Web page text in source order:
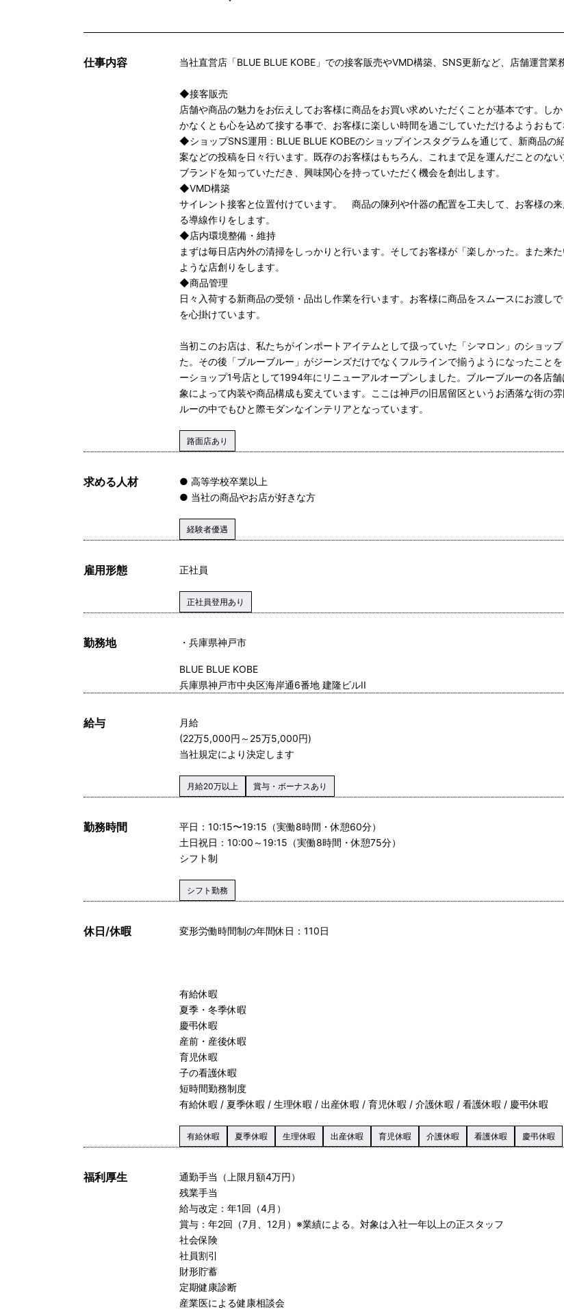
仕事内容 当社直営店「BLUE BLUE KOBE」での接客販売やVMD構築、SNS更新など、店舗運営業
◆接客販売
店舗や商品の魅力をお伝えしてお客様に商品をお買い求めいただくことが基本です。し
かなくとも心を込めて接する事で、お客様に楽しい時間を過ごしていただけるようおもて
◆ショップSNS運用：BLUE BLUE KOBEのショップインスタグラムを通じて、新商品の
案などの投稿を日々行います。既存のお客様はもちろん、これまで足を運んだことのな
ブランドを知っていただき、興味関心を持っていただく機会を創出します。
◆VMD構築
サイレント接客と位置付けています。 商品の陳列や什器の配置を工夫して、お客様の
る導線作りをします。
◆店内環境整備・維持
まずは毎日店内外の清掃をしっかりと行います。そしてお客様が「楽しかった。また来
ような店創りをします。
◆商品管理
日々入荷する新商品の受領・品出し作業を行います。お客様に商品をスムースにお渡し
を心掛けています。
当初このお店は、私たちがインポートアイテムとして扱っていた「シマロン」のショッ
た。その後「ブルーブルー」がジーンズだけでなくフルラインで揃うようになったこと
ーショップ1号店として1994年にリニューアルオープンしました。ブルーブルーの各店
象によって内装や商品構成も変えています。ここは神戸の旧居留区というお洒落な街の
ルーの中でもひと際モダンなインテリアとなっています。
路面店あり
求める人材
● 高等学校卒業以上
● 当社の商品やお店が好きな方
経験者優遇
雇用形態 正社員
正社員登用あり
勤務地 兵庫県神戸市
BLUE BLUE KOBE
兵庫県神戸市中央区海岸通6番地 建隆ビルII
給与
月給
(22万5,000円～25万5,000円)
当社規定により決定します
月給20万以上 賞与・ボーナスあり
勤務時間
平日：10:15〜19:15（実働8時間・休憩60分）
土日祝日：10:00～19:15（実働8時間・休憩75分）
シフト制
シフト勤務
休日/休暇 変形労働時間制の年間休日：110日
有給休暇
夏季・冬季休暇
慶弔休暇
産前・産後休暇
育児休暇
子の看護休暇
短時間勤務制度
有給休暇 / 夏季休暇 / 生理休暇 / 出産休暇 / 育児休暇 / 介護休暇 / 看護休暇 / 慶弔休暇
有給休暇 夏季休暇 生理休暇 出産休暇 育児休暇 介護休暇 看護休暇 慶弔休暇
福利厚生
通勤手当（上限月額4万円）
残業手当
給与改定：年1回（4月）
賞与：年2回（7月、12月）※業績による。対象は入社一年以上の正スタッフ
社会保険
社員割引
財形貯蓄
定期健康診断
産業医による健康相談会